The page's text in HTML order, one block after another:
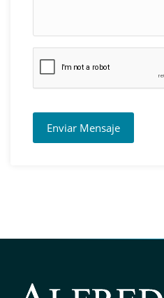
Enviar Mensaje